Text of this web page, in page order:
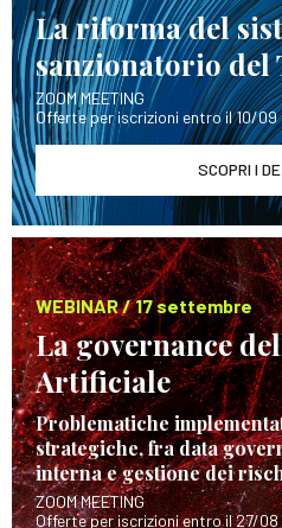
La riforma del
sanzionatorio del
ZOOM MEETING
Offerte per iscrizioni entro il 10/09
SCOPRI I
WEBINAR / 17 settembre
La governance
Artificiale
Problematiche
strategiche, fra data
interna e gestione dei
ZOOM MEETING
Offerte per iscrizioni entro il 27/08